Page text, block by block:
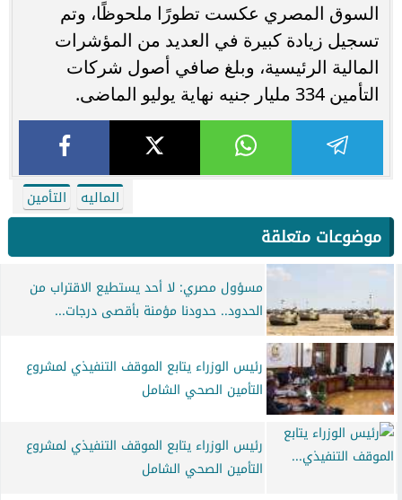
السوق المصري عكست تطورًا ملحوظًا، وتم
تسجيل زيادة كبيرة في العديد من المؤشرات
المالية الرئيسية، وبلغ صافي أصول شركات
التأمين 334 مليار جنيه نهاية يوليو الماضى.
الماليه التأمين
موضوعات متعلقة
مسؤول مصري: لا أحد يستطيع الاقتراب من
الحدود.. حدودنا مؤمنة بأقصى درجات...
رئيس الوزراء يتابع الموقف التنفيذي لمشروع
التأمين الصحي الشامل
رئيس الوزراء يتابع الموقف التنفيذي لمشروع
التأمين الصحي الشامل